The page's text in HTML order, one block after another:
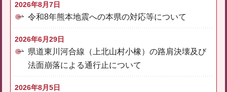
2026年8月7日
令和8年熊本地震への本県の対応等について
2026年6月29日
県道東川河合線（上北山村小橡）の路肩決壊及び
法面崩落による通行止について
2026年8月5日